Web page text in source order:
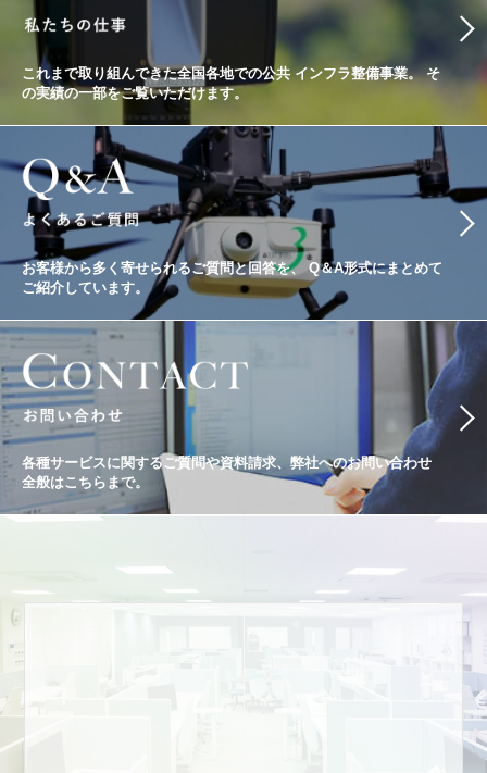
これまで取り組んできた全国各地での公共 インフラ整備事業。そ
の実績の一部をご覧いただけます。
お客様から多く寄せられるご質問と回答を、 Q＆A形式にまとめて
ご紹介しています。
各種サービスに関するご質問や資料請求、 弊社へのお問い合わせ
全般はこちらまで。